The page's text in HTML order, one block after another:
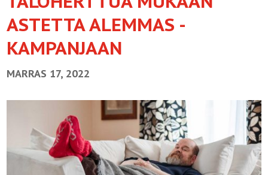
ASTETTA ALEMMAS -
KAMPANJAAN
MARRAS 17, 2022